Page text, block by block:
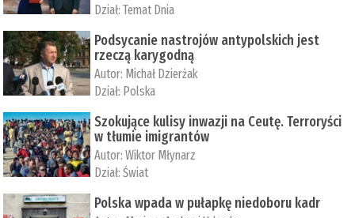
Dział:Temat Dnia
Podsycanie nastrojów antypolskich jest
rzeczą karygodną
Autor: Michał Dzierżak
Dział: Polska
Szokujące kulisy inwazji na Ceutę. Terroryści
w tłumie imigrantów
Autor:Wiktor Młynarz
Dział:Świat
Polska wpada w pułapkę niedoboru kadr